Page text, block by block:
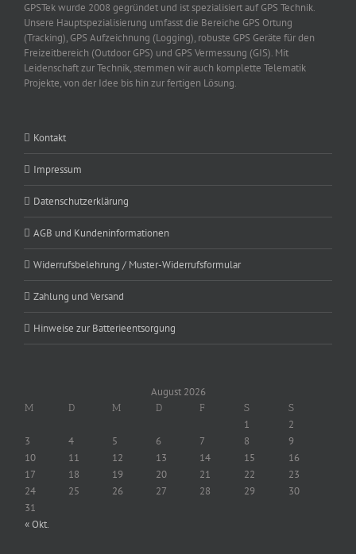
GPSTek wurde 2008 gegründet und ist spezialisiert auf GPS Technik.
Unsere Hauptspezialisierung umfasst die Bereiche GPS Ortung
(Tracking), GPS Aufzeichnung (Logging), robuste GPS Geräte für den
Freizeitbereich (Outdoor GPS) und GPS Vermessung (GIS). Mit
Leidenschaft zur Technik, stemmen wir auch komplette Telematik
Projekte, von der Idee bis hin zur fertigen Lösung.
Kontakt
Impressum
Datenschutzerklärung
AGB und Kundeninformationen
Widerrufsbelehrung / Muster-Widerrufsformular
Zahlung und Versand
Hinweise zur Batterieentsorgung
August 2026
M D M D F S S
« Okt.
1
2
3
4 5 6 7 8
9
10
11 12 13 14 15
16
17
18 19 20 21 22
23
24
25 26 27 28 29
30
31